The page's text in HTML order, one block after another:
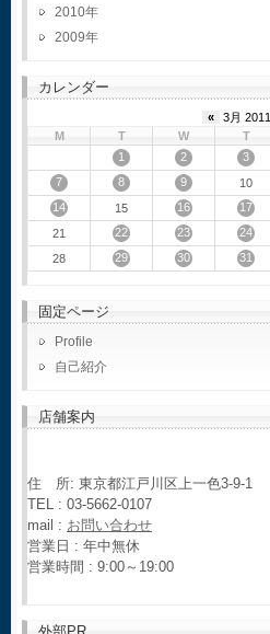
2010
2009
カレンダー
« 3月 2011
M
T W T
1
2 3
7
8 9 10
14
15 16 17
21
22 23 24
28
29 30 31
固定ページ
Profile
自己紹介
店舗案内
住 所: 東京都江戸川区上一色3-9-1
TEL : 03-5662-0107
mail : お問い合わせ
営業日 : 年中無休
営業時間 : 9:00～19:00